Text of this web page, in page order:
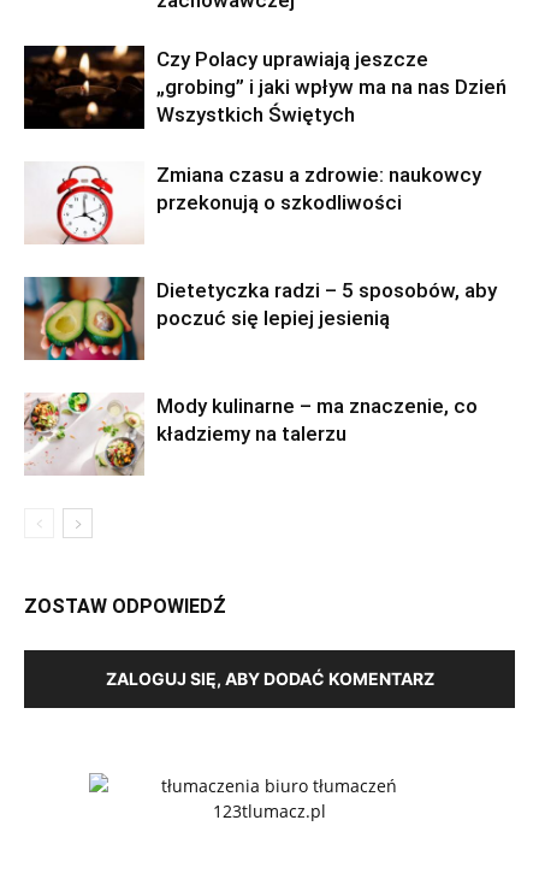
Czy Polacy uprawiają jeszcze
„grobing” i jaki wpływ ma na nas Dzień
Wszystkich Świętych
Zmiana czasu a zdrowie: naukowcy
przekonują o szkodliwości
Dietetyczka radzi – 5 sposobów, aby
poczuć się lepiej jesienią
Mody kulinarne – ma znaczenie, co
kładziemy na talerzu
ZOSTAW ODPOWIEDŹ
ZALOGUJ SIĘ, ABY DODAĆ KOMENTARZ